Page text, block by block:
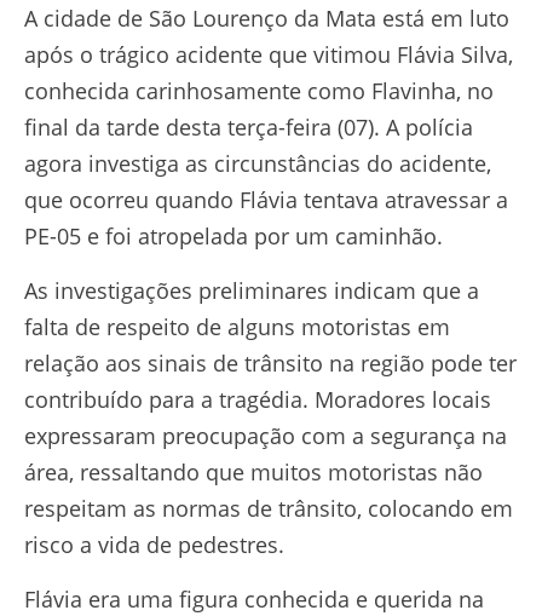
A cidade de São Lourenço da Mata está em luto
após o trágico acidente que vitimou Flávia Silva,
conhecida carinhosamente como Flavinha, no
final da tarde desta terça-feira (07). A polícia
agora investiga as circunstâncias do acidente,
que ocorreu quando Flávia tentava atravessar a
PE-05 e foi atropelada por um caminhão.
As investigações preliminares indicam que a
falta de respeito de alguns motoristas em
relação aos sinais de trânsito na região pode ter
contribuído para a tragédia. Moradores locais
expressaram preocupação com a segurança na
área, ressaltando que muitos motoristas não
respeitam as normas de trânsito, colocando em
risco a vida de pedestres.
Flávia era uma figura conhecida e querida na